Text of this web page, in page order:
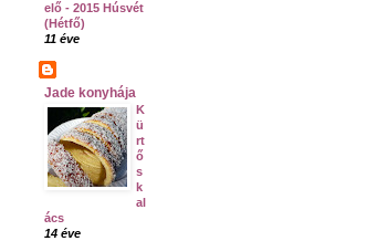
elő - 2015 Húsvét
(Hétfő)
11 éve
Jade konyhája
K
ü
rt
ő
s
k
al
ács
14 éve